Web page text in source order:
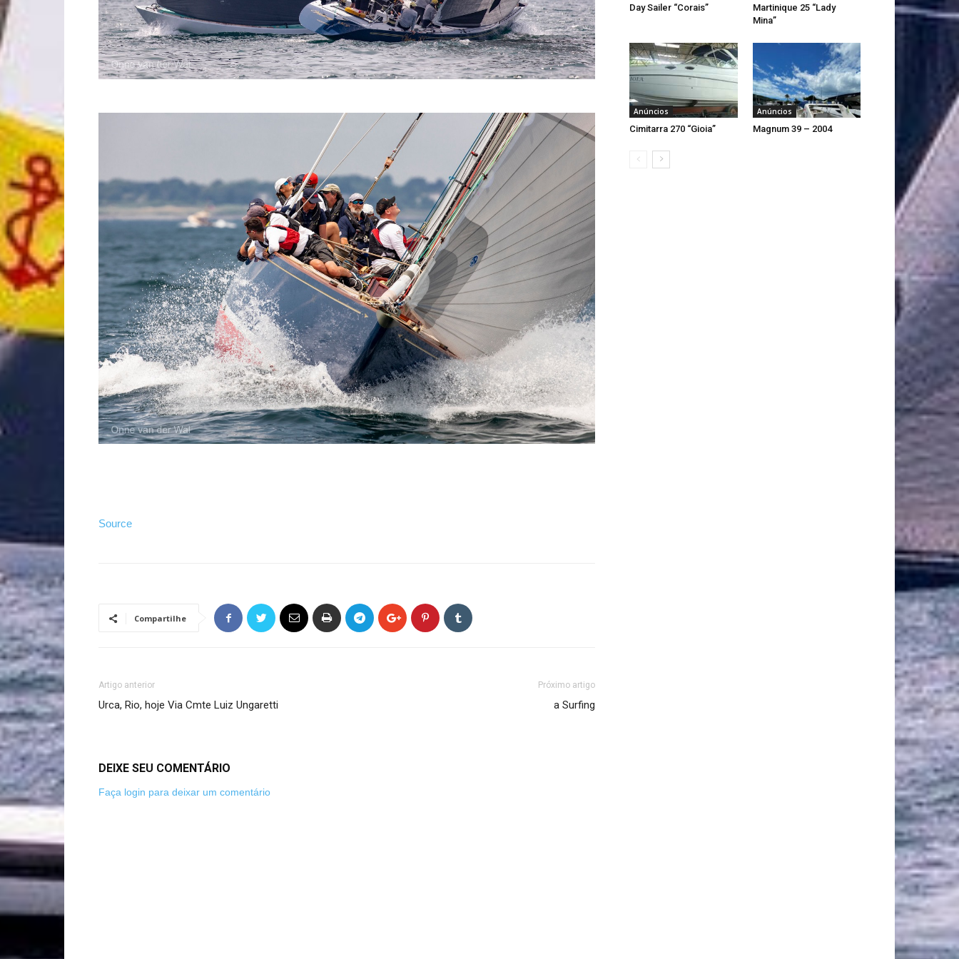
Source
Compartilhe
Artigo anterior
Urca, Rio, hoje Via Cmte Luiz Ungaretti
Próximo artigo
a Surfing
DEIXE SEU COMENTÁRIO
Faça login para deixar um comentário
Day Sailer “Corais”
Martinique 25 “Lady
Mina”
Anúncios
Cimitarra 270 “Gioia”
Anúncios
Magnum 39 – 2004